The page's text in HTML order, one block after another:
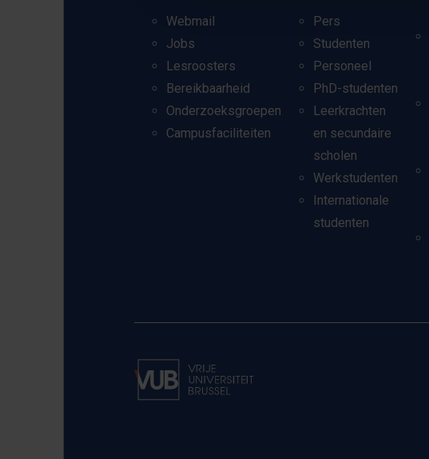
Webmail
Jobs
Lesroosters
Bereikbaarheid
Onderzoeksgroepen
Campusfaciliteiten
Pers
Studenten
Personeel
PhD-studenten
Leerkrachten
en secundaire
scholen
Werkstudenten
Internationale
studenten